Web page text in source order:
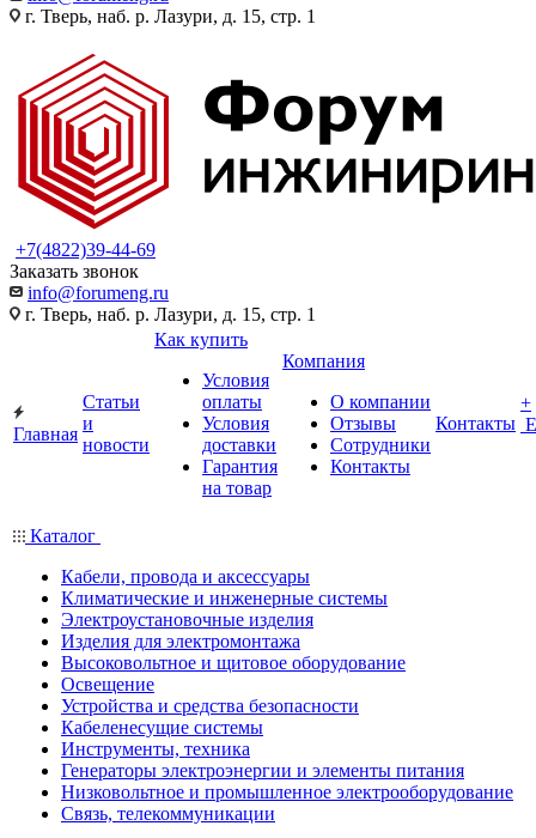
г. Тверь, наб. р. Лазури, д. 15, стр. 1
+7(4822)39-44-69
Заказать звонок
info@forumeng.ru
г. Тверь, наб. р. Лазури, д. 15, стр. 1
Главная
Статьи
и
новости
Как купить
Условия
оплаты
Условия
доставки
Гарантия
на товар
Компания
О компании
Отзывы
Сотрудники
Контакты
Контакты
+
Каталог
Кабели, провода и аксессуары
Климатические и инженерные системы
Электроустановочные изделия
Изделия для электромонтажа
Высоковольтное и щитовое оборудование
Освещение
Устройства и средства безопасности
Кабеленесущие системы
Инструменты, техника
Генераторы электроэнергии и элементы питания
Низковольтное и промышленное электрооборудование
Связь, телекоммуникации